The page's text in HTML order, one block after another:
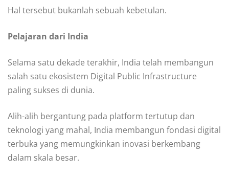
Hal tersebut bukanlah sebuah kebetulan.
Pelajaran dari India
Selama satu dekade terakhir, India telah membangun
salah satu ekosistem Digital Public Infrastructure
paling sukses di dunia.
Alih-alih bergantung pada platform tertutup dan
teknologi yang mahal, India membangun fondasi digital
terbuka yang memungkinkan inovasi berkembang
dalam skala besar.